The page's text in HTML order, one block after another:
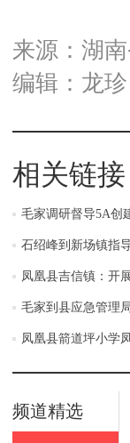
来源：湖
编辑：龙珍
相关链接
毛家调研督导5A创
石绍峰到新场镇指
凤凰县吉信镇：开
毛家到县应急管理
凤凰县箭道坪小学
频道精选